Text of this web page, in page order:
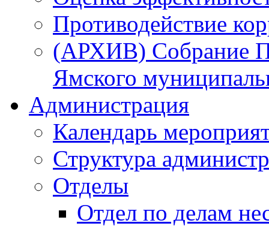
Противодействие
(АРХИВ) Собрание
Ямского
Администрация
Календарь
Структура
Отделы
Отдел по делам